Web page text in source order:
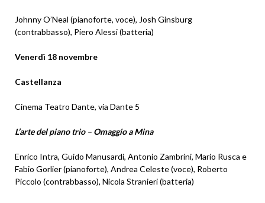
Johnny O’Neal (pianoforte, voce), Josh Ginsburg
(contrabbasso), Piero Alessi (batteria)
Venerdì 18 novembre
Castellanza
Cinema Teatro Dante, via Dante 5
L’arte del piano trio – Omaggio a Mina
Enrico Intra, Guido Manusardi, Antonio Zambrini, Mario Rusca e
Fabio Gorlier (pianoforte), Andrea Celeste (voce), Roberto
Piccolo (contrabbasso), Nicola Stranieri (batteria)